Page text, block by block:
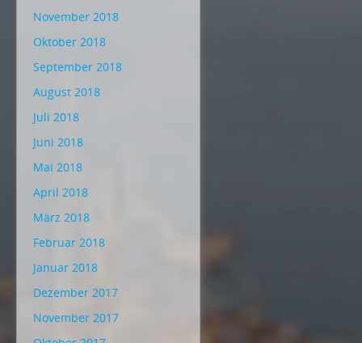
November 2018
Oktober 2018
September 2018
August 2018
Juli 2018
Juni 2018
Mai 2018
April 2018
März 2018
Februar 2018
Januar 2018
Dezember 2017
November 2017